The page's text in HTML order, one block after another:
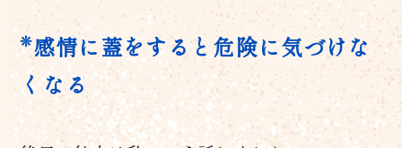
感情に蓋をすると危険に気づけな
くなる